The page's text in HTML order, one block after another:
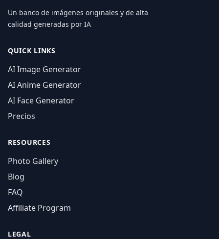
Un banco de imágenes originales y de alta
calidad generadas por IA
QUICK LINKS
AI Image Generator
AI Anime Generator
AI Face Generator
Precios
RESOURCES
Photo Gallery
Blog
FAQ
Affiliate Program
LEGAL